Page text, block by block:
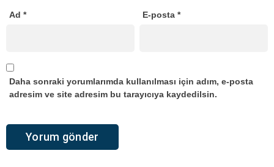
Ad * E-posta*
Daha sonraki yorumlarımda kullanılması için adım, e-posta
adresim ve site adresim bu tarayıcıya kaydedilsin.